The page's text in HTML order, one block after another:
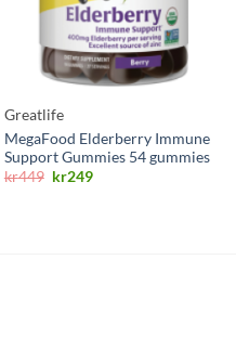
Greatlife
MegaFood Elderberry Immune
Support Gummies 54 gummies
kr449 Opprinnelig
kr249Nåværende